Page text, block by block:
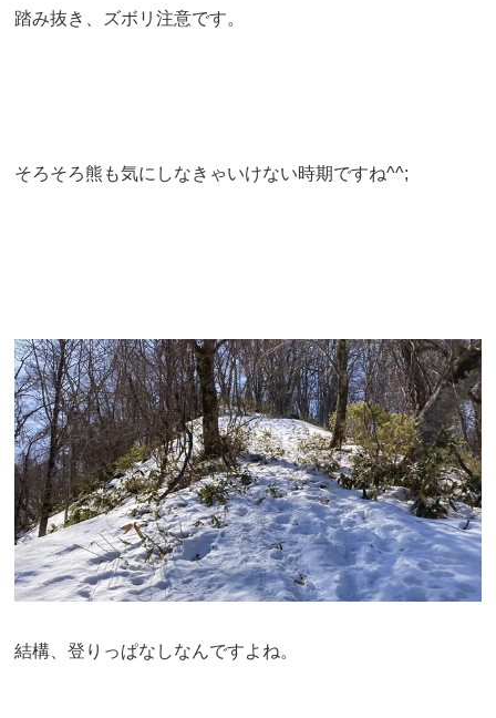
踏み抜き、ズボリ注意です。
そろそろ熊も気にしなきゃいけない時期ですね^^;
結構、登りっぱなしなんですよね。